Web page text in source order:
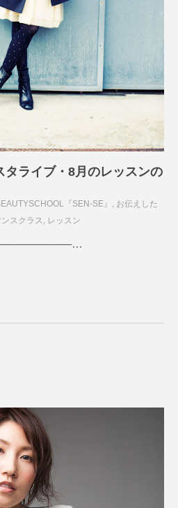
タライブ・8月のレッスンの
『SEN-SE』 , お伝えした
スクラス , レッスン